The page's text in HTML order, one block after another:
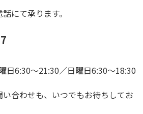
にて承ります。
日6:30～21:30／日曜日6:30～18:30
合わせも、いつでもお待ちしてお